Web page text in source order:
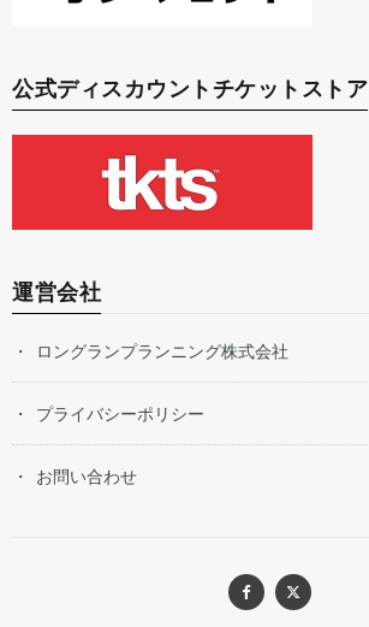
公式ディスカウントチケットストア
運営会社
ロングランプランニング株式会社
プライバシーポリシー
お問い合わせ